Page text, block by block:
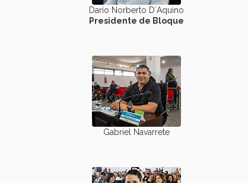
Darío Norberto D´Aquino
Presidente de Bloque
Gabriel Navarrete